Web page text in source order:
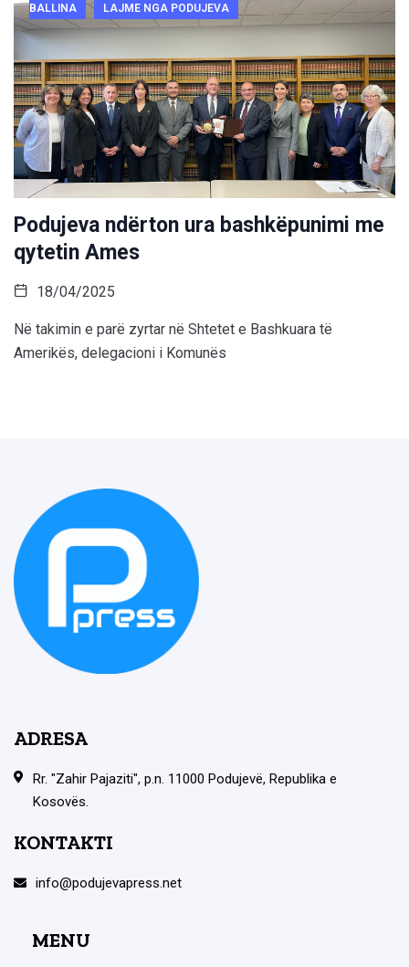
BALLINA LAJME NGA PODUJEVA
Podujeva ndërton ura bashkëpunimi me
qytetin Ames
18/04/2025
Në takimin e parë zyrtar në Shtetet e Bashkuara të
Amerikës, delegacioni i Komunës
ADRESA
Rr. "Zahir Pajaziti", p.n. 11000 Podujevë, Republika e
Kosovës.
KONTAKTI
info@podujevapress.net
MENU